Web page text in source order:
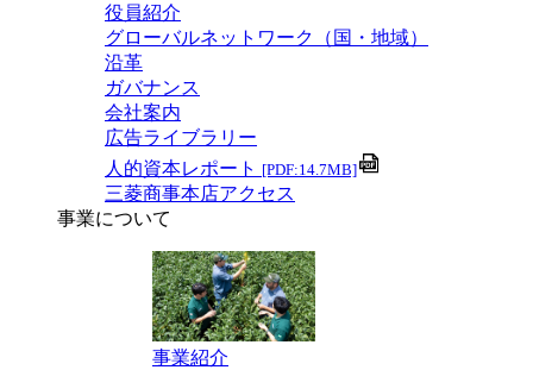
役員紹介
グローバルネットワーク（国・地域）
沿革
ガバナンス
会社案内
広告ライブラリー
人的資本レポート [PDF:14.7MB]
三菱商事本店アクセス
事業について
事業紹介